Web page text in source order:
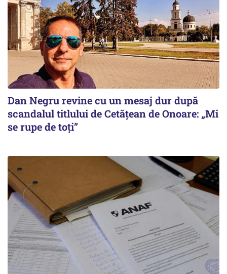
Dan Negru revine cu un mesaj dur după
scandalul titlului de Cetățean de Onoare: „Mi
se rupe de toți”